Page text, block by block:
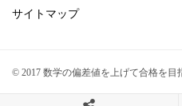
サイトマップ
© 2017 数学の偏差値を上げて合格を目